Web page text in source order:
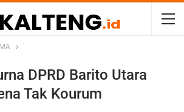
DPRD Barito Utara
Tak Kourum